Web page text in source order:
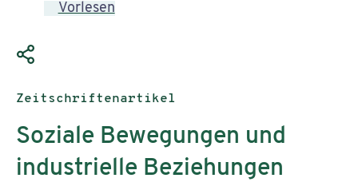
Vorlesen
Publikationstyp:
Zeitschriftenartikel
Soziale Bewegungen und
industrielle Beziehungen